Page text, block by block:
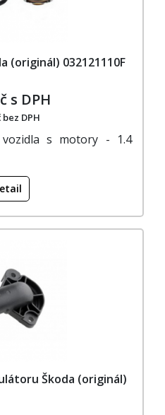
(originál) 032121110F
s DPH
bez DPH
s motory - 1.4
Škoda (originál)